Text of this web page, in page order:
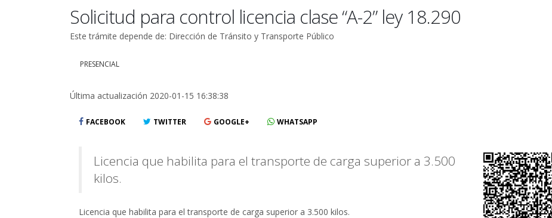
Solicitud para control licencia clase “A-2” ley 18.290
Este trámite depende de: Dirección de Tránsito y Transporte Público
PRESENCIAL
Última actualización 2020-01-15 16:38:38
FACEBOOK TWITTER GOOGLE+ WHATSAPP
Licencia que habilita para el transporte de carga superior a 3.500
kilos.
Licencia que habilita para el transporte de carga superior a 3.500 kilos.